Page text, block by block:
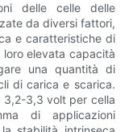
delle celle delle
da diversi fattori,
e caratteristiche di
loro elevata capacità
una quantità di
di carica e scarica.
3,2-3,3 volt per cella
di applicazioni